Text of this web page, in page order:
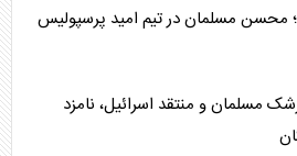
کور سیاستگذاری
در غرب آسیا
محسن مسلمان در تیم امید پرسپولیس
مسلمان و منتقد اسرائیل، نامزد